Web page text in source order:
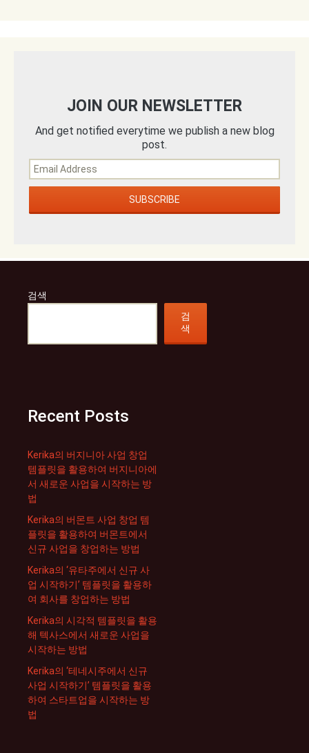
JOIN OUR NEWSLETTER
And get notified everytime we publish a new blog
post.
검색
검
색
Recent Posts
Kerika의 버지니아 사업 창업
템플릿을 활용하여 버지니아에
서 새로운 사업을 시작하는 방
법
Kerika의 버몬트 사업 창업 템
플릿을 활용하여 버몬트에서
신규 사업을 창업하는 방법
Kerika의 ‘유타주에서 신규 사
업 시작하기’ 템플릿을 활용하
여 회사를 창업하는 방법
Kerika의 시각적 템플릿을 활용
해 텍사스에서 새로운 사업을
시작하는 방법
Kerika의 ‘테네시주에서 신규
사업 시작하기’ 템플릿을 활용
하여 스타트업을 시작하는 방
법